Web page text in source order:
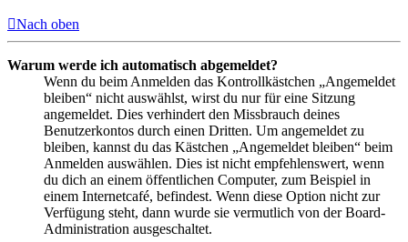
Nach oben
Warum werde ich automatisch abgemeldet?
Wenn du beim Anmelden das Kontrollkästchen „Angemeldet
bleiben“ nicht auswählst, wirst du nur für eine Sitzung
angemeldet. Dies verhindert den Missbrauch deines
Benutzerkontos durch einen Dritten. Um angemeldet zu
bleiben, kannst du das Kästchen „Angemeldet bleiben“ beim
Anmelden auswählen. Dies ist nicht empfehlenswert, wenn
du dich an einem öffentlichen Computer, zum Beispiel in
einem Internetcafé, befindest. Wenn diese Option nicht zur
Verfügung steht, dann wurde sie vermutlich von der Board-
Administration ausgeschaltet.